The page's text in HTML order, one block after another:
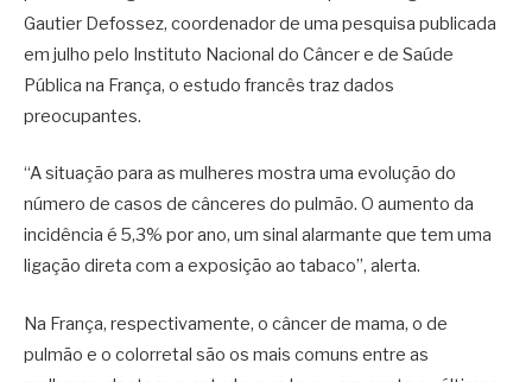
Gautier Defossez, coordenador de uma pesquisa publicada
em julho pelo Instituto Nacional do Câncer e de Saúde
Pública na França, o estudo francês traz dados
preocupantes.
“A situação para as mulheres mostra uma evolução do
número de casos de cânceres do pulmão. O aumento da
incidência é 5,3% por ano, um sinal alarmante que tem uma
ligação direta com a exposição ao tabaco”, alerta.
Na França, respectivamente, o câncer de mama, o de
pulmão e o colorretal são os mais comuns entre as